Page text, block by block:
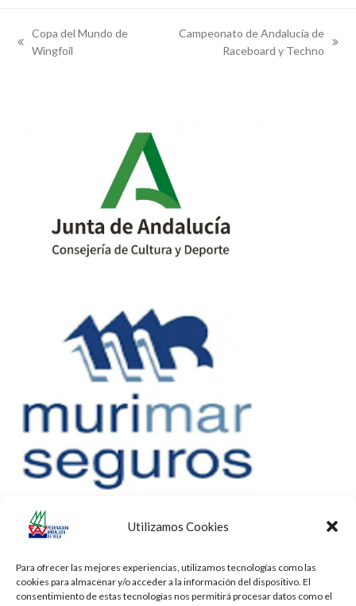
Utilizamos Cookies
Para ofrecer las mejores experiencias, utilizamos tecnologías como las
cookies para almacenar y/o acceder a la información del dispositivo. El
consentimiento de estas tecnologías nos permitirá procesar datos como el
previous
Copa del Mundo de
Wingfoil
Campeonato de Andalucía de
Raceboard y Techno